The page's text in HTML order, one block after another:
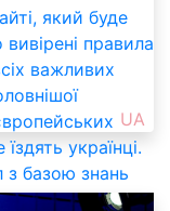
який буде
правила
важливих
українці.
базою знань
наповнювати
UA